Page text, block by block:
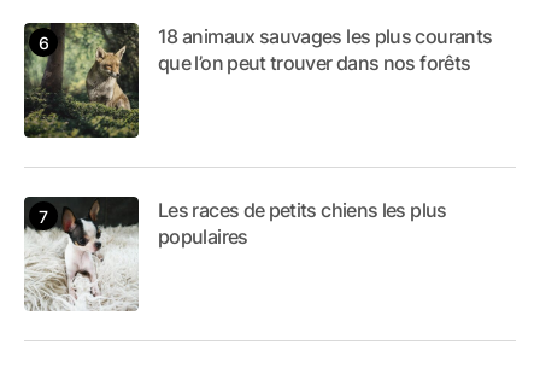
18 animaux sauvages les plus courants
que l’on peut trouver dans nos forêts
Les races de petits chiens les plus
populaires